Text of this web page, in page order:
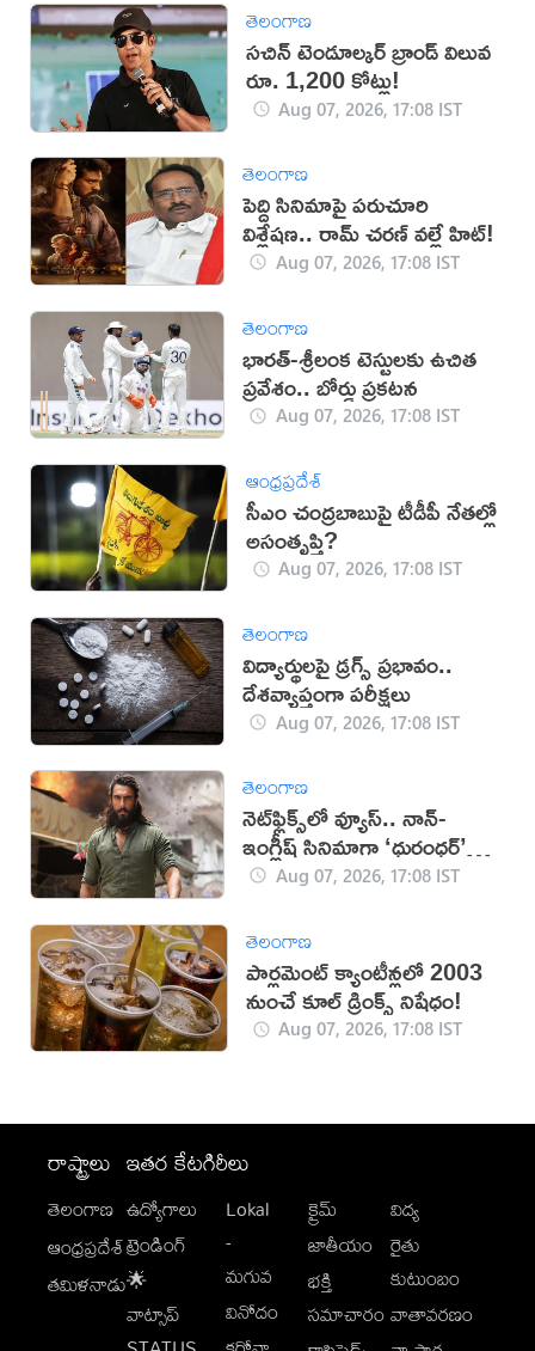
తెలంగాణ
సచిన్ టెండూల్కర్ బ్రాండ్ విలువ
రూ. 1,200 కోట్లు!
Aug 07, 2026, 17:08 IST
తెలంగాణ
పెద్ది సినిమాపై పరుచూరి
విశ్లేషణ.. రామ్ చరణ్ వల్లే హిట్!
Aug 07, 2026, 17:08 IST
తెలంగాణ
భారత్-శ్రీలంక టెస్టులకు ఉచిత
ప్రవేశం.. బోర్డు ప్రకటన
Aug 07, 2026, 17:08 IST
ఆంధ్రప్రదేశ్
సీఎం చంద్రబాబుపై టీడీపీ నేతల్లో
అసంతృప్తి?
Aug 07, 2026, 17:08 IST
తెలంగాణ
విద్యార్థులపై డ్రగ్స్ ప్రభావం..
దేశవ్యాప్తంగా పరీక్షలు
Aug 07, 2026, 17:08 IST
తెలంగాణ
నెట్‌ఫ్లిక్స్‌లో వ్యూస్.. నాన్-
ఇంగ్లీష్ సినిమాగా ‘ధురంధర్’
రికార్డుAug 07, 2026, 17:08 IST
తెలంగాణ
పార్లమెంట్ క్యాంటీన్లలో 2003
నుంచే కూల్ డ్రింక్స్ నిషేధం!
Aug 07, 2026, 17:08 IST
రాష్ట్రాలు
తెలంగాణ
ఆంధ్రప్రదేశ్
తమిళనాడు
ఇతర కేటగిరీలు
ఉద్యోగాలు
ట్రెండింగ్
🌟
వాట్సాప్
Lokal
-
మగువ
వినోదం
క్రైమ్
జాతీయం
భక్తి
సమాచారం
విద్య
రైతు
కుటుంబం
వాతావరణం